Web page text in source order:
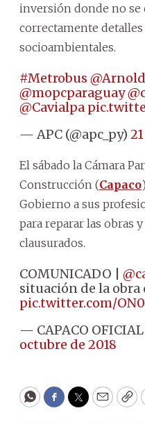
inversión donde no se
correctamente
socioambientales.
#Metrobus
@mopcparaguay
@Cavialpa
— APC (@apc_py)
El sábado la Cámara
Construcción (Capaco
Gobierno a sus
para reparar las obras
clausurados.
COMUNICADO |
situación de la obra
pic.twitter.com/
— CAPACO
octubre de 2018
WhatsApp
Facebook
Twitter
Email